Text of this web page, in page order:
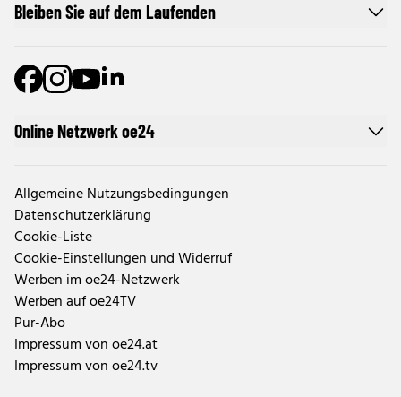
Online Netzwerk oe24
Allgemeine Nutzungsbedingungen
Datenschutzerklärung
Cookie-Liste
Cookie-Einstellungen und Widerruf
Werben im oe24-Netzwerk
Werben auf oe24TV
Pur-Abo
Impressum von oe24.at
Impressum von oe24.tv
Bleiben Sie auf dem Laufenden